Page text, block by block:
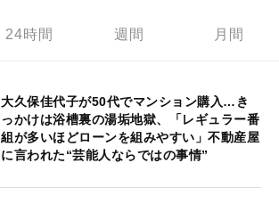
24時間 週間 月間
大久保佳代子が50代でマンション購入…き
っかけは浴槽裏の湯垢地獄、「レギュラー番
組が多いほどローンを組みやすい」不動産屋
に言われた“芸能人ならではの事情”